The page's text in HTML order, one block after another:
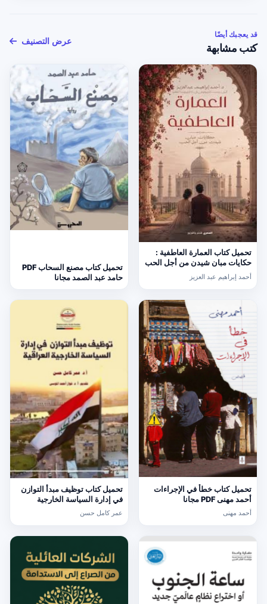
قد يعجبك أيضًا
كتب مشابهة
عرض التصنيف
تحميل كتاب العمارة العاطفية :
حكايات مبان شيدن من أجل الحب
PDF أحمد إبراهيم عبد العزيز
أحمد إبراهيم عبد العزيز
تحميل كتاب مصنع السحاب PDF
حامد عبد الصمد مجانا
تحميل كتاب خطأ في الإجراءات
أحمد مهنى PDF مجانا
أحمد مهنى
تحميل كتاب توظيف مبدأ التوازن
في إدارة السياسة الخارجية
مجانا
عمر كامل حسن